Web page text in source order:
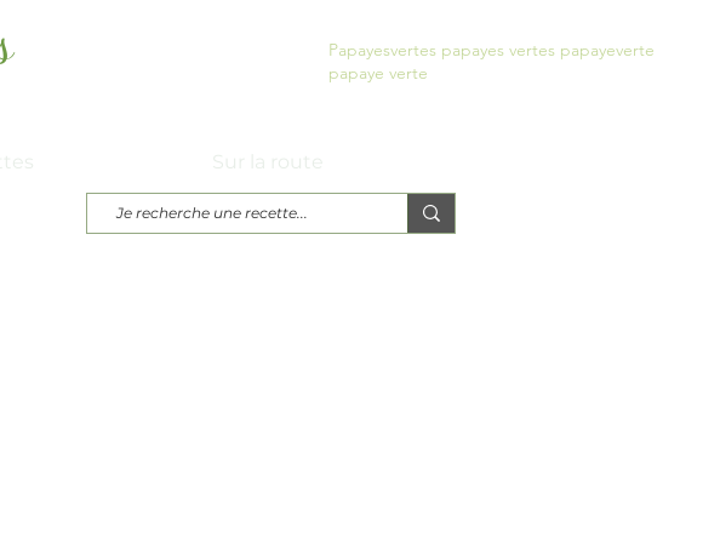
Papayesvertes papayes vertes papayeverte
papaye verte